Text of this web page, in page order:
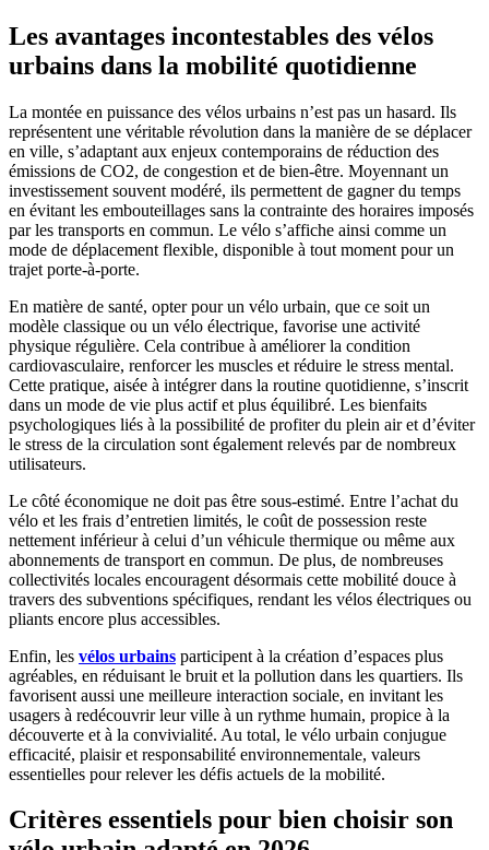
Les avantages incontestables des vélos
urbains dans la mobilité quotidienne
La montée en puissance des vélos urbains n’est pas un hasard. Ils
représentent une véritable révolution dans la manière de se déplacer
en ville, s’adaptant aux enjeux contemporains de réduction des
émissions de CO2, de congestion et de bien-être. Moyennant un
investissement souvent modéré, ils permettent de gagner du temps
en évitant les embouteillages sans la contrainte des horaires imposés
par les transports en commun. Le vélo s’affiche ainsi comme un
mode de déplacement flexible, disponible à tout moment pour un
trajet porte-à-porte.
En matière de santé, opter pour un vélo urbain, que ce soit un
modèle classique ou un vélo électrique, favorise une activité
physique régulière. Cela contribue à améliorer la condition
cardiovasculaire, renforcer les muscles et réduire le stress mental.
Cette pratique, aisée à intégrer dans la routine quotidienne, s’inscrit
dans un mode de vie plus actif et plus équilibré. Les bienfaits
psychologiques liés à la possibilité de profiter du plein air et d’éviter
le stress de la circulation sont également relevés par de nombreux
utilisateurs.
Le côté économique ne doit pas être sous-estimé. Entre l’achat du
vélo et les frais d’entretien limités, le coût de possession reste
nettement inférieur à celui d’un véhicule thermique ou même aux
abonnements de transport en commun. De plus, de nombreuses
collectivités locales encouragent désormais cette mobilité douce à
travers des subventions spécifiques, rendant les vélos électriques ou
pliants encore plus accessibles.
Enfin, les vélos urbains participent à la création d’espaces plus
agréables, en réduisant le bruit et la pollution dans les quartiers. Ils
favorisent aussi une meilleure interaction sociale, en invitant les
usagers à redécouvrir leur ville à un rythme humain, propice à la
découverte et à la convivialité. Au total, le vélo urbain conjugue
efficacité, plaisir et responsabilité environnementale, valeurs
essentielles pour relever les défis actuels de la mobilité.
Critères essentiels pour bien choisir son